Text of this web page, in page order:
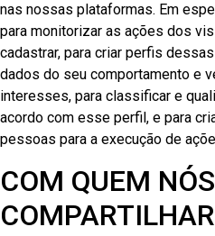
nas nossas plataformas. Em
para monitorizar as ações dos
cadastrar, para criar perfis
dados do seu comportamento e
interesses, para classificar e
acordo com esse perfil, e para
pessoas para a execução de
COM QUEM